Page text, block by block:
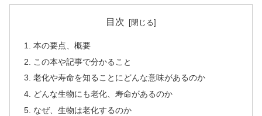
目次
本の要点、概要
この本や記事で分かること
老化や寿命を知ることにどんな意味があるのか
どんな生物にも老化、寿命があるのか
なぜ、生物は老化するのか